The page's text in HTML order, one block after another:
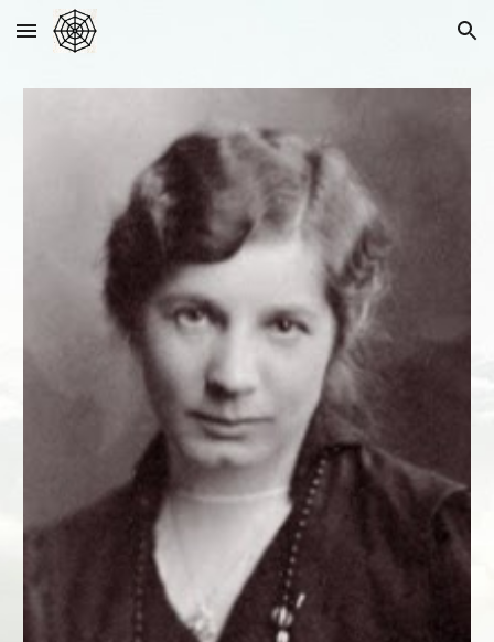
Skip to main content Skip to navigation